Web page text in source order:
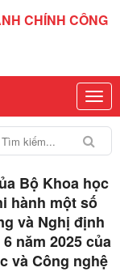
CHÍNH CÔNG
Bộ Khoa học
hành một số
và Nghị định
năm 2025 của
và Công nghệ